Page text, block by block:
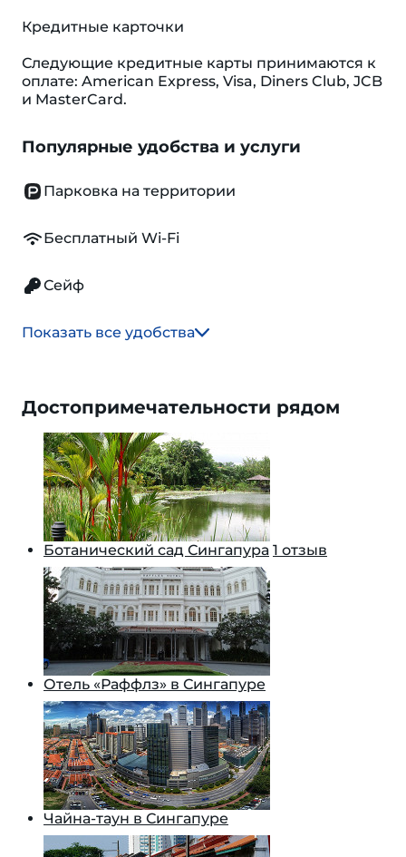
Кредитные карточки
Следующие кредитные карты принимаются к
оплате: American Express, Visa, Diners Club, JCB
и MasterCard.
Популярные удобства и услуги
Парковка на территории
Бесплатный Wi-Fi
Сейф
Показать все удобства
Достопримечательности рядом
Ботанический сад Сингапура 1 отзыв
Отель «Раффлз» в Сингапуре
Чайна-таун в Сингапуре